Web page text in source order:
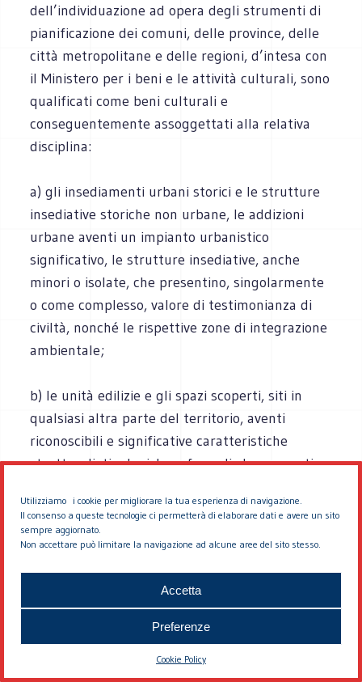
Utilizziamo i cookie per migliorare la tua esperienza di navigazione.
Il consenso a queste tecnologie ci permetterà di elaborare dati e avere un sito
sempre aggiornato.
Non accettare può limitare la navigazione ad alcune aree del sito stesso.
Accetta
Preferenze
Cookie Policy
dell’individuazione ad opera degli strumenti di
pianificazione dei comuni, delle province, delle
città metropolitane e delle regioni, d’intesa con
il Ministero per i beni e le attività culturali, sono
qualificati come beni culturali e
conseguentemente assoggettati alla relativa
disciplina:
a) gli insediamenti urbani storici e le strutture
insediative storiche non urbane, le addizioni
urbane aventi un impianto urbanistico
significativo, le strutture insediative, anche
minori o isolate, che presentino, singolarmente
o come complesso, valore di testimonianza di
civiltà, nonché le rispettive zone di integrazione
ambientale;
b) le unità edilizie e gli spazi scoperti, siti in
qualsiasi altra parte del territorio, aventi
riconoscibili e significative caratteristiche
strutturali, tipologiche e formali che presentino
2. Le trasformazioni ammissibili e le utilizzazioni
compatibili degli immobili di cui al comma l
sono disciplinate dagli strumenti di
pianificazione dei comuni, delle province, delle
città metropolitane e delle regioni. Laddove
siano oggetto di disposizioni immediatamente
precettive e operative definite d’intesa con i